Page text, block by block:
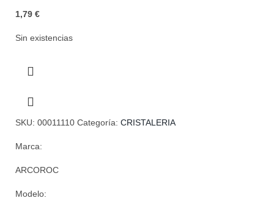
1,79 €
Sin existencias
SKU: 00011110 Categoría: CRISTALERIA
Marca:
ARCOROC
Modelo: